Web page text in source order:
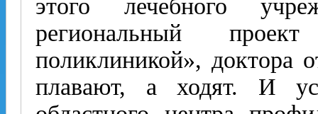
этого лечебного
региональный
поликлиникой», доктора
плавают, а ходят. И